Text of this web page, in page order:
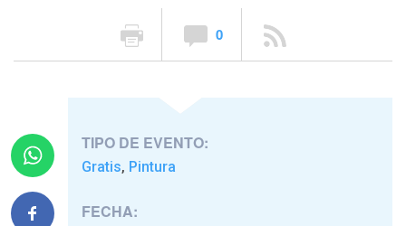
0
TIPO DE EVENTO:
Gratis, Pintura
FECHA: